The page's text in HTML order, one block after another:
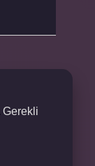
Gerekli